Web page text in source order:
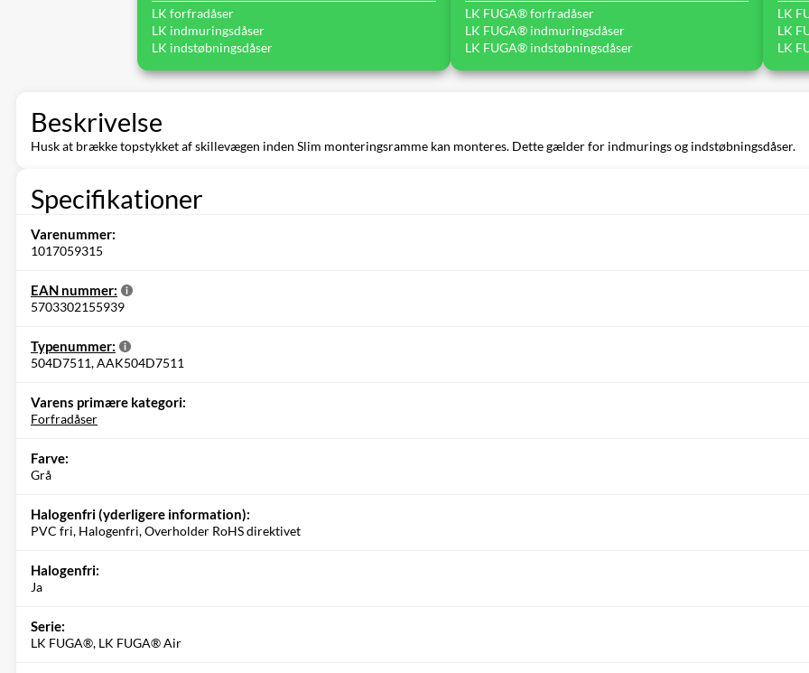
LK forfradåser
LK indmuringsdåser
LK indstøbningsdåser
LK FUGA® forfradåser
LK FUGA® indmuringsdåser
LK FUGA® indstøbningsdåser
LK
LK
LK
Beskrivelse
Husk at brække topstykket af skillevægen inden Slim monteringsramme kan monteres. Dette gælder for indmurings og indstøbningsdåser.
Specifikationer
Varenummer:
1017059315
EAN nummer:
5703302155939
Typenummer:
504D7511, AAK504D7511
Varens primære kategori:
Forfradåser
Farve:
Grå
Halogenfri (yderligere information):
PVC fri, Halogenfri, Overholder RoHS direktivet
Halogenfri:
Ja
Serie:
LK FUGA®, LK FUGA® Air